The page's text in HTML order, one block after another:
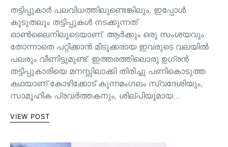
തട്ടിപ്പുകാർ പലവിധത്തിലുണ്ടെങ്കിലും, ഇപ്പോൾ
കൂടുതലും തട്ടിപ്പുകൾ നടക്കുന്നത്
ഓൺലൈനിലൂടെയാണ്. ആർക്കും ഒരു സംശയവും
തോന്നാതെ പറ്റിക്കാൻ മിടുക്കരായ ഇവരുടെ വലയിൽ
പലരും വീണിട്ടുമുണ്ട്. ഇത്തരത്തിലൊരു ഉഗ്രൻ
തട്ടിപ്പുകാരിയെ മനസ്സിലാക്കി തിരിച്ചു പണികൊടുത്ത
കഥയാണ് കോഴിക്കോട് കുന്നമംഗലം സ്വദേശിയും,
സാമൂഹിക പ്രവർത്തകനും, ശില്പിയുമായ…
VIEW POST